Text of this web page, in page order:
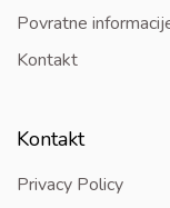
Povratne
Kontakt
Kontakt
Privacy Policy